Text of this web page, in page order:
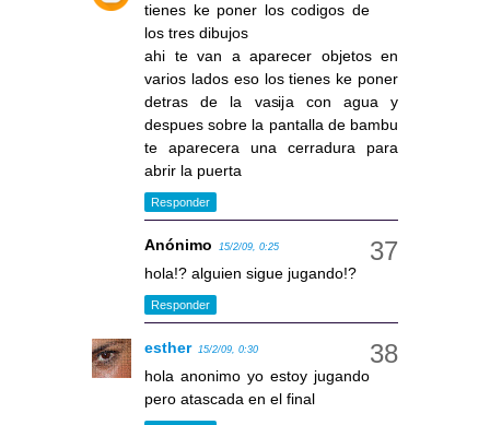
tienes ke poner los codigos de
los tres dibujos
ahi te van a aparecer objetos en
varios lados eso los tienes ke poner
detras de la vasija con agua y
despues sobre la pantalla de bambu
te aparecera una cerradura para
abrir la puerta
Responder
Anónimo 15/2/09, 0:25
hola!? alguien sigue jugando!?
Responder
esther 15/2/09, 0:30
hola anonimo yo estoy jugando
pero atascada en el final